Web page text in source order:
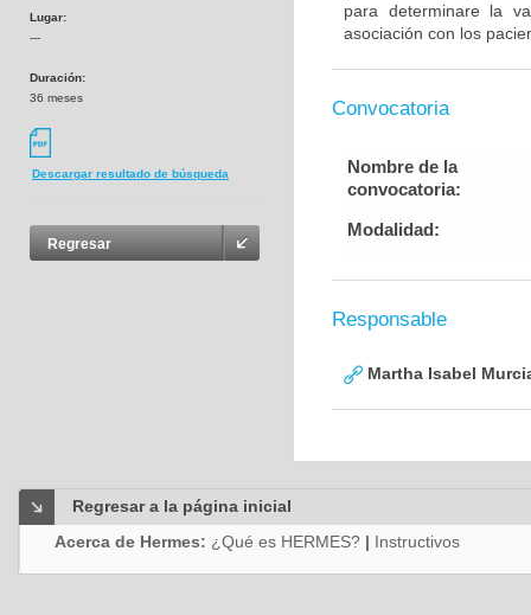
Lugar:
---
Duración:
36 meses
Descargar resultado de búsqueda
Regresar
para determinare la
asociación con los
Convocatoria
Nombre de la
convocatoria:
Modalidad:
Responsable
Martha Isabel
Regresar a la página inicial
Acerca de Hermes: ¿Qué es HERMES? | Instructivos